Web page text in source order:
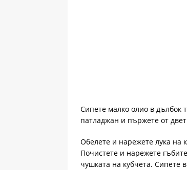
Сипете малко олио в дълбок
патладжан и пържете от
Обелете и нарежете лука на
Почистете и нарежете
чушката на кубчета. Сипете